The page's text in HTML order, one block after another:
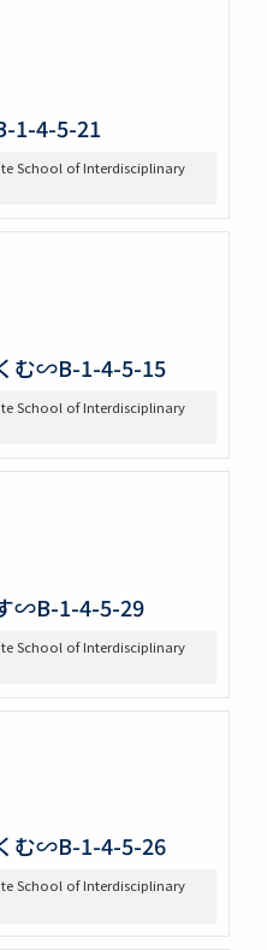
1-4-5-21
School of Interdisciplinary
む∽B-1-4-5-15
School of Interdisciplinary
∽B-1-4-5-29
School of Interdisciplinary
む∽B-1-4-5-26
School of Interdisciplinary